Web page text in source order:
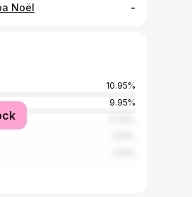
Noël -
10.95%
9.95%